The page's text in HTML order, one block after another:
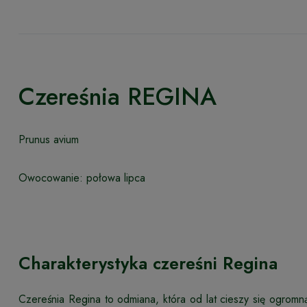
Czereśnia REGINA
Prunus avium
Owocowanie: połowa lipca
Charakterystyka czereśni Regina
Czereśnia Regina to odmiana, która od lat cieszy się